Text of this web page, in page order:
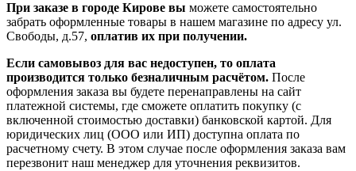
При заказе в городе Кирове вы можете самостоятельно
забрать оформленные товары в нашем магазине по адресу ул.
Свободы, д.57, оплатив их при получении.
Если самовывоз для вас недоступен, то оплата
производится только безналичным расчётом. После
оформления заказа вы будете перенаправлены на сайт
платежной системы, где сможете оплатить покупку (с
включенной стоимостью доставки) банковской картой. Для
юридических лиц (ООО или ИП) доступна оплата по
расчетному счету. В этом случае после оформления заказа вам
перезвонит наш менеджер для уточнения реквизитов.